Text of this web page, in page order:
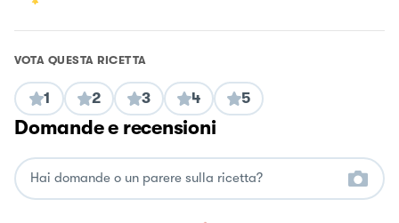
VOTA QUESTA RICETTA
1 2 3 4 5
Domande e recensioni